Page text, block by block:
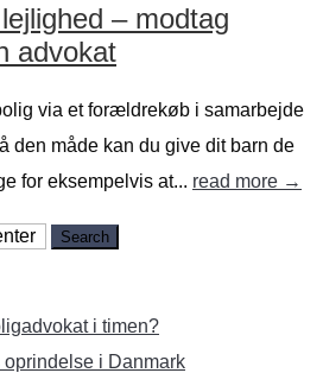
– modtag
advokat
via et forældrekøb i samarbejde
den måde kan du give dit barn de
for eksempelvis at... read more →
i timen?
i Danmark